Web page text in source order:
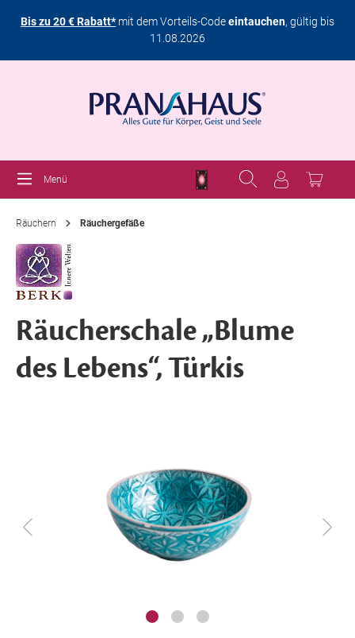
Bis zu 20 € Rabatt*mit dem Vorteils-Codeeintauchen, gültig bis
11.08.2026
Menü
Räuchern Räuchergefäße
Räucherschale „Blume
des Lebens“, Türkis